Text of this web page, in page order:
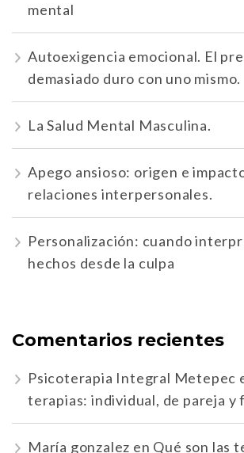
mental
Autoexigencia emocional. El
demasiado duro con uno mismo.
La Salud Mental Masculina.
Apego ansioso: origen e
relaciones interpersonales.
Personalización: cuando
hechos desde la culpa
Comentarios recientes
Psicoterapia Integral Metepec
terapias: individual, de pareja y
María gonzalez en Qué son las